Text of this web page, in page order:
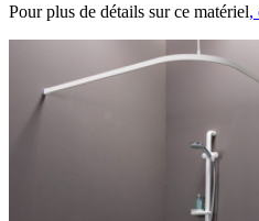
Pour plus de détails sur ce matériel,